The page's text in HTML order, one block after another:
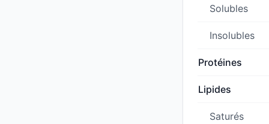
Solubles
Insolubles
Protéines
Lipides
Saturés